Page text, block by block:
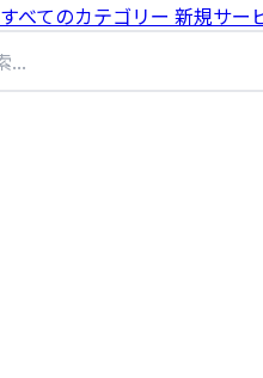
すべてのカテゴリー 新規サー